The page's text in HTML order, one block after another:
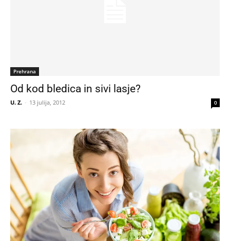
Prehrana
Od kod bledica in sivi lasje?
U. Z. - 13 julija, 2012 0